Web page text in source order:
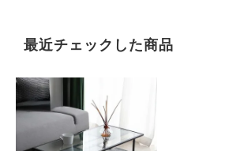
最近チェックした商品